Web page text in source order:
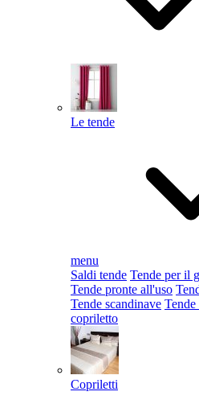
Le tende
menu
Saldi tende Tende per il
Tende pronte all'uso
Tende scandinave Tende
copriletto
Copriletti